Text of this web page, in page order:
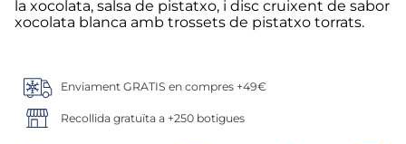
la xocolata, salsa de pistatxo, i disc cruixent de sabor
xocolata blanca amb trossets de pistatxo torrats.
Enviament GRATIS en compres +49€
Recollida gratuïta a +250 botigues
7. canelones
. gambon